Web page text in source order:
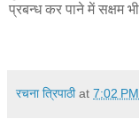
प्रबन्ध कर पाने में सक्षम
रचना त्रिपाठी at 7:02 PM